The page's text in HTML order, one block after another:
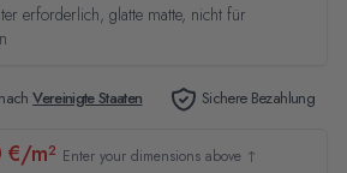
erforderlich, glatte matte, nicht für
Vereinigte Staaten Sichere Bezahlung
m² Enter your dimensions above ↑